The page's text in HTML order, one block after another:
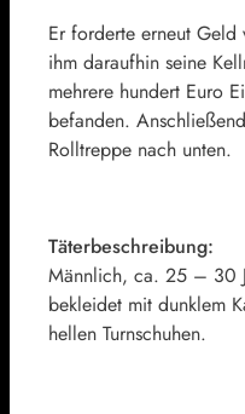
Er forderte erneut Geld
ihm daraufhin seine
mehrere hundert Euro
befanden.
Rolltreppe nach unten.
Täterbeschreibung:
Männlich, ca. 25 – 30
bekleidet mit dunklem
hellen Turnschuhen.